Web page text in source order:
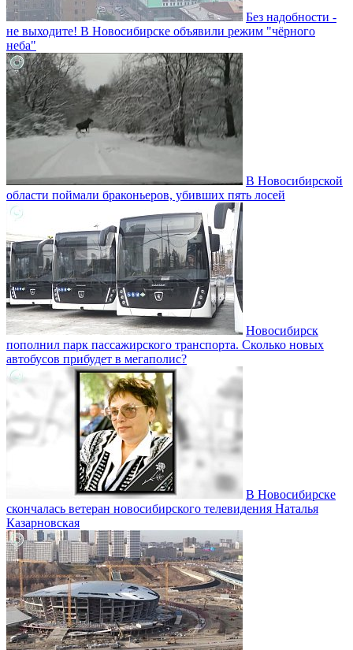
Без надобности -
не выходите! В Новосибирске объявили режим "чёрного
неба"
В Новосибирской
области поймали браконьеров, убивших пять лосей
Новосибирск
пополнил парк пассажирского транспорта. Сколько новых
автобусов прибудет в мегаполис?
В Новосибирске
скончалась ветеран новосибирского телевидения Наталья
Казарновская